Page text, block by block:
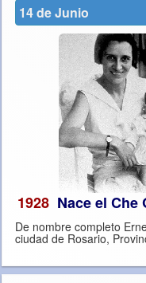
14 de Junio
1928 Nace el Che
De nombre completo